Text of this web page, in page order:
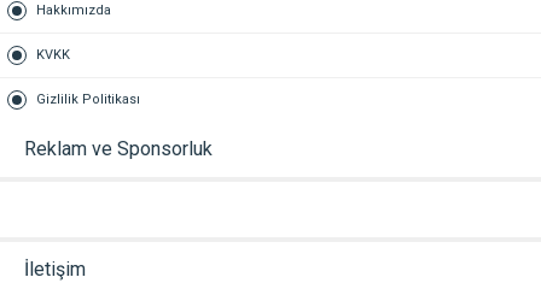
Hakkımızda
KVKK
Gizlilik Politikası
Reklam ve Sponsorluk
İletişim